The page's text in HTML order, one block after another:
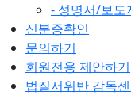
- 성명서/보도
신분증확인
문의하기
회원전용 제안하기
법질서위반 감독